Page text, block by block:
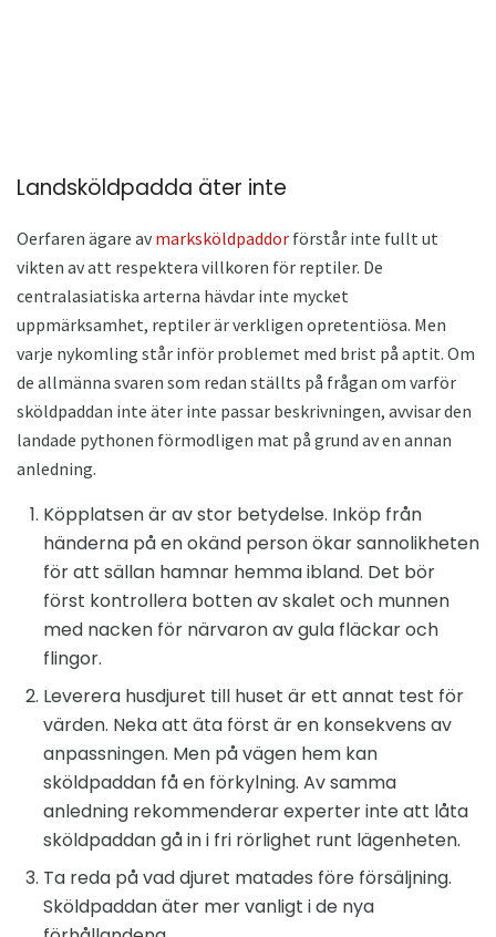
Landsköldpadda äter inte
Oerfaren ägare av marksköldpaddor förstår inte fullt ut
vikten av att respektera villkoren för reptiler. De
centralasiatiska arterna hävdar inte mycket
uppmärksamhet, reptiler är verkligen opretentiösa. Men
varje nykomling står inför problemet med brist på aptit. Om
de allmänna svaren som redan ställts på frågan om varför
sköldpaddan inte äter inte passar beskrivningen, avvisar den
landade pythonen förmodligen mat på grund av en annan
anledning.
Köpplatsen är av stor betydelse. Inköp från
händerna på en okänd person ökar sannolikheten
för att sällan hamnar hemma ibland. Det bör
först kontrollera botten av skalet och munnen
med nacken för närvaron av gula fläckar och
flingor.
Leverera husdjuret till huset är ett annat test för
värden. Neka att äta först är en konsekvens av
anpassningen. Men på vägen hem kan
sköldpaddan få en förkylning. Av samma
anledning rekommenderar experter inte att låta
sköldpaddan gå in i fri rörlighet runt lägenheten.
Ta reda på vad djuret matades före försäljning.
Sköldpaddan äter mer vanligt i de nya